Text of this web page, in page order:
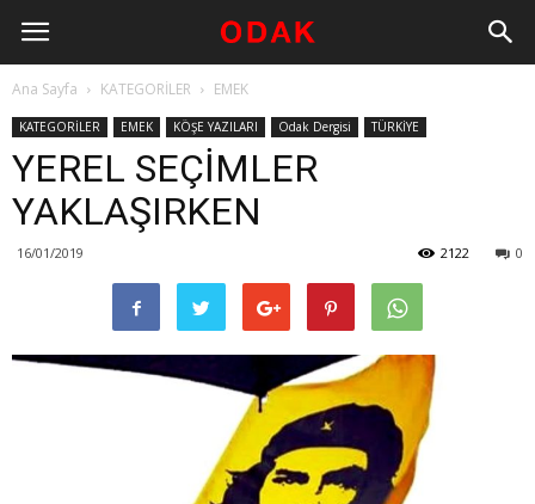
Ana Sayfa KATEGORİLER EMEK
KATEGORİLER EMEK KÖŞE YAZILARI Odak Dergisi TÜRKİYE
YEREL SEÇİMLER
YAKLAŞIRKEN
16/01/2019 0
2122